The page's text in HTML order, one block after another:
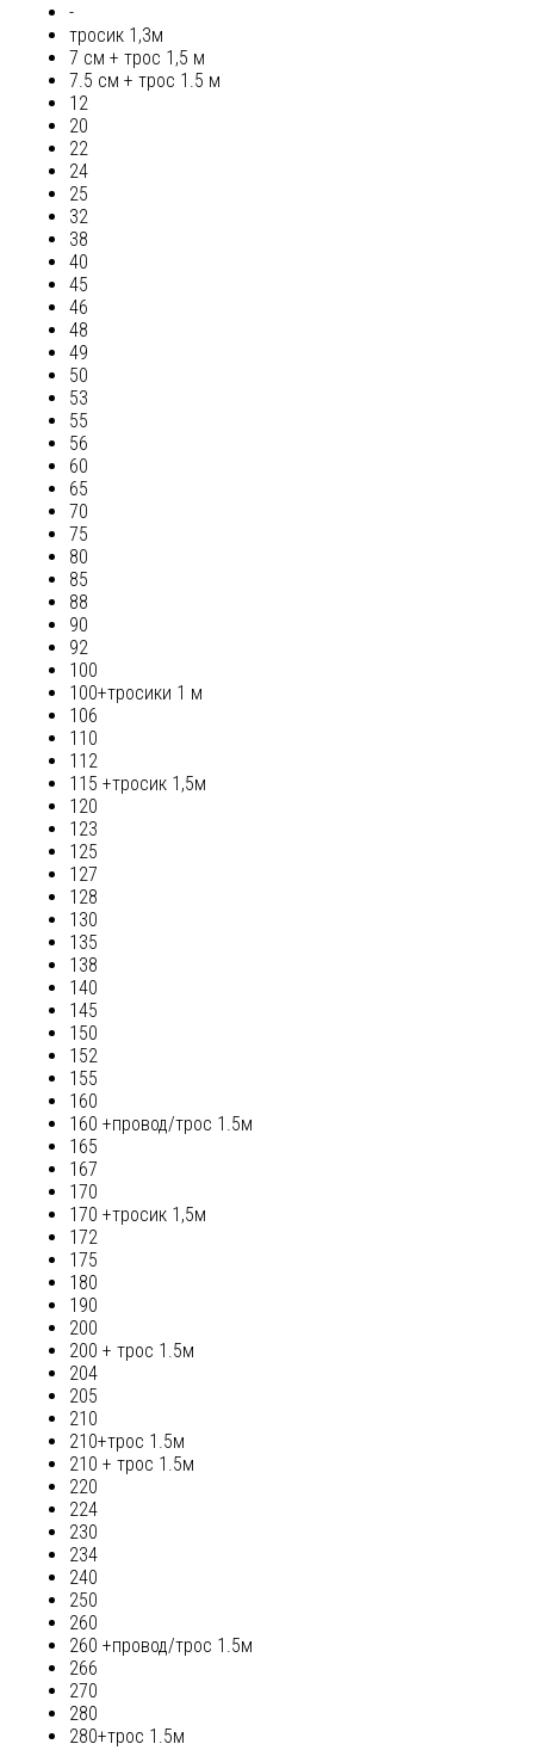
-
тросик 1,3м
7 см + трос 1,5 м
7.5 см + трос 1.5 м
12
20
22
24
25
32
38
40
45
46
48
49
50
53
55
56
60
65
70
75
80
85
88
90
92
100
100+тросики 1 м
106
110
112
115 +тросик 1,5м
120
123
125
127
128
130
135
138
140
145
150
152
155
160
160 +провод/трос 1.5м
165
167
170
170 +тросик 1,5м
172
175
180
190
200
200 + трос 1.5м
204
205
210
210+трос 1.5м
210 + трос 1.5м
220
224
230
234
240
250
260
260 +провод/трос 1.5м
266
270
280
280+трос 1.5м